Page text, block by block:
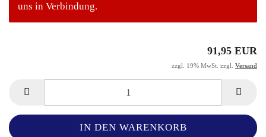
uns in Verbindung.
91,95 EUR
zzgl. 19% MwSt. zzgl. Versand